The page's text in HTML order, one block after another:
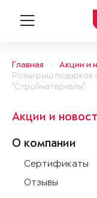
Главная
Акции и
Розыгрыш подарков
"Стройматериалы".
Акции и
О компании
Сертификаты
Отзывы